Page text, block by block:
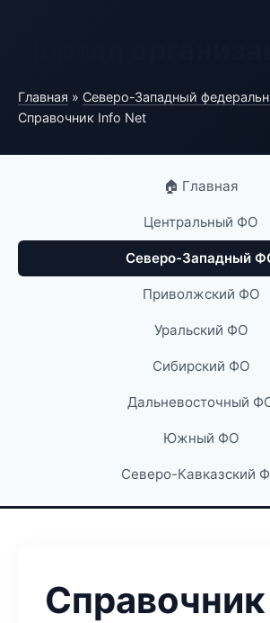
Главная » Северо-Западный
Справочник Info Net
🏠 Главная
Центральный ФО
Северо-Западный
Приволжский ФО
Уральский ФО
Сибирский ФО
Дальневосточный
Южный ФО
Северо-Кавказский